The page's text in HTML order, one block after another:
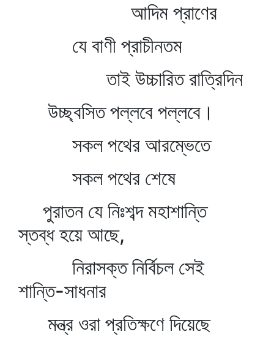
আদিম প্রাণের
যে বাণী প্রাচীনতম
তাই উচ্চারিত রাত্রিদিন
উচ্ছ্বসিত পল্লবে পল্লবে।
সকল পথের আরম্ভেতে
সকল পথের শেষে
পুরাতন যে নিঃশব্দ মহাশান্তি
স্তব্ধ হয়ে আছে,
নিরাসক্ত নির্বিচল সেই
শান্তি-সাধনার
মন্ত্র ওরা প্রতিক্ষণে দিয়েছে